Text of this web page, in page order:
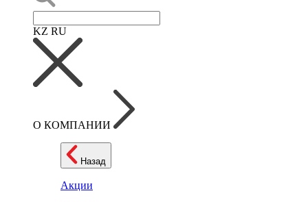
KZ RU
О КОМПАНИИ
Назад
Акции